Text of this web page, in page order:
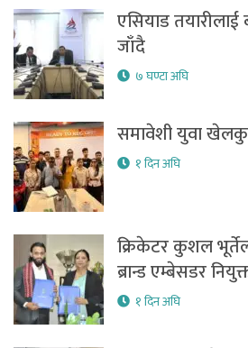
एसियाड
जाँदै
७ घण्टा अघि
समावेशी युवा
१ दिन अघि
क्रिकेटर कुशल
ब्रान्ड एम्बेसडर
१ दिन अघि